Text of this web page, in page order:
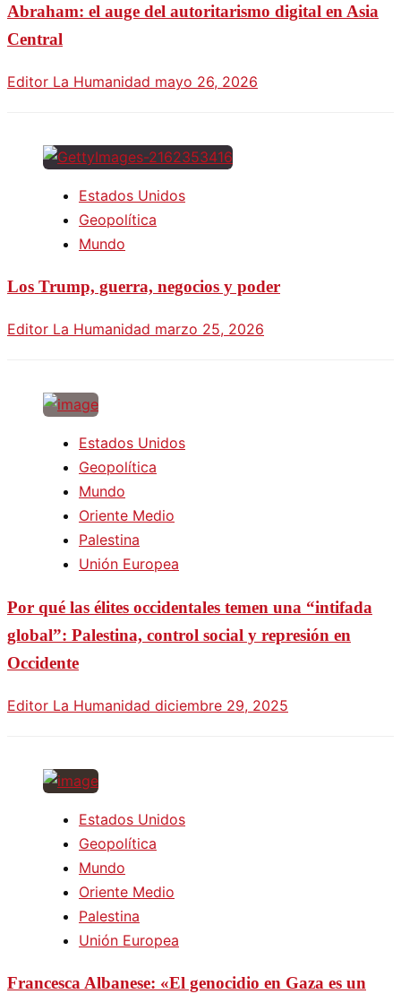
Abraham: el auge del autoritarismo digital en Asia
Central
Editor La Humanidad mayo 26, 2026
Estados Unidos
Geopolítica
Mundo
Los Trump, guerra, negocios y poder
Editor La Humanidad marzo 25, 2026
Estados Unidos
Geopolítica
Mundo
Oriente Medio
Palestina
Unión Europea
Por qué las élites occidentales temen una “intifada
global”: Palestina, control social y represión en
Occidente
Editor La Humanidad diciembre 29, 2025
Estados Unidos
Geopolítica
Mundo
Oriente Medio
Palestina
Unión Europea
Francesca Albanese: «El genocidio en Gaza es un